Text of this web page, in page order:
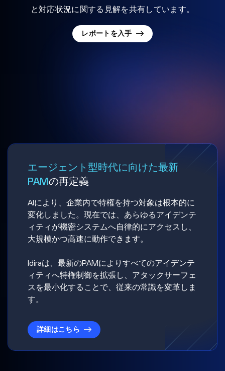
と対応状況に関する見解を共有しています。
レポートを入手
エージェント型時代に向けた最新
PAMの再定義
AIにより、企業内で特権を持つ対象は根本的に
変化しました。現在では、あらゆるアイデンテ
ィティが機密システムへ自律的にアクセスし、
大規模かつ高速に動作できます。
Idiraは、最新のPAMによりすべてのアイデンテ
ィティへ特権制御を拡張し、アタックサーフェ
スを最小化することで、従来の常識を変革しま
す。
詳細はこちら